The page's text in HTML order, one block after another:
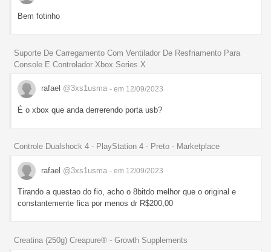
Bem fotinho
Suporte De Carregamento Com Ventilador De Resfriamento Para
Console E Controlador Xbox Series X
rafael @3xs1usma - em 12/09/2023
É o xbox que anda derrerendo porta usb?
Controle Dualshock 4 - PlayStation 4 - Preto - Marketplace
rafael @3xs1usma - em 12/09/2023
Tirando a questao do fio, acho o 8bitdo melhor que o original e
constantemente fica por menos dr R$200,00
Creatina (250g) Creapure® - Growth Supplements